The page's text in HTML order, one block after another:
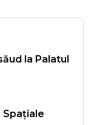
la Palatul
Spațiale